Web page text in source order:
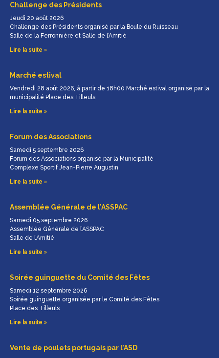
Challenge des Présidents
Jeudi 20 août 2026
Challenge des Présidents organisé par la Boule du Ruisseau
Salle de la Ferronnière et Salle de l’Amitié
Lire la suite »
Marché estival
Vendredi 28 août 2026, à partir de 18h00 Marché estival organisé par la
municipalité Place des Tilleuls
Lire la suite »
Forum des Associations
Samedi 5 septembre 2026
Forum des Associations organisé par la Municipalité
Complexe Sportif Jean-Pierre Augustin
Lire la suite »
Assemblée Générale de l’ASSPAC
Samedi 05 septembre 2026
Assemblée Générale de l’ASSPAC
Salle de l’Amitié
Lire la suite »
Soirée guinguette du Comité des Fêtes
Samedi 12 septembre 2026
Soirée guinguette organisée par le Comité des Fêtes
Place des Tilleuls
Lire la suite »
Vente de poulets portugais par l’ASD